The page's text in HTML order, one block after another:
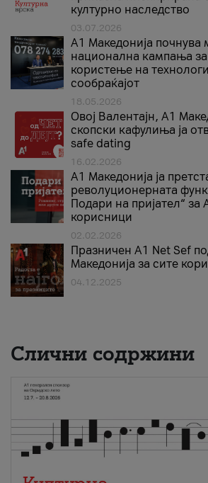
културно наследство
03.07.2026
A1 Македонија почнува
национална кампања
користење на
сообраќајот
18.05.2026
Овој Валентајн, A1
скопски кафулиња ја
safe dating
16.02.2026
А1 Македонија ја
револуционерната
Подари на пријател“
корисници
02.02.2026
Празничен A1 Net Sеf
Македонија за сите
04.12.2025
Слични содржини